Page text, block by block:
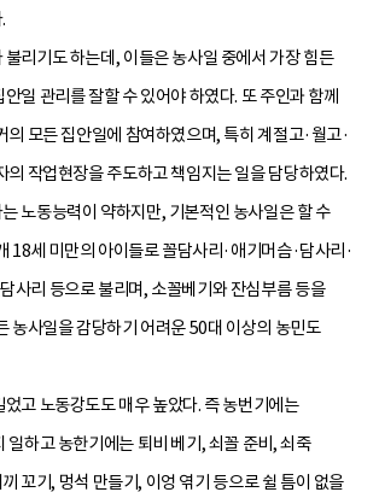
리기도 하는데, 이들은 농사일 중에서 가장 힘든
일 관리를 잘할 수 있어야 하였다. 또 주인과 함께
의 모든 집안일에 참여하였으며, 특히 계절고·월고·
의 작업현장을 주도하고 책임지는 일을 담당하였다.
노동능력이 약하지만, 기본적인 농사일은 할 수
18세 미만의 아이들로 꼴담사리·애기머슴·담사리·
사리 등으로 불리며, 소꼴베기와 잔심부름 등을
농사일을 감당하기 어려운 50대 이상의 농민도
고 노동강도도 매우 높았다. 즉 농번기에는
일하고 농한기에는 퇴비 베기, 쇠꼴 준비, 쇠죽
꼬기, 멍석 만들기, 이엉 엮기 등으로 쉴 틈이 없을